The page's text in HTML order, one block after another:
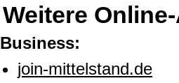
Weitere
Business:
join-mittelstand.de